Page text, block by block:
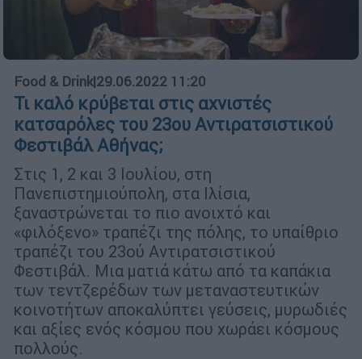
Food & Drink|29.06.2022 11:20
Τι καλό κρύβεται στις αχνιστές
κατσαρόλες του 23ου Αντιρατσιστικού
Φεστιβάλ Αθήνας;
Στις 1, 2 και 3 Ιουλίου, στη
Πανεπιστημιούπολη, στα Ιλίσια,
ξαναστρώνεται το πιο ανοιχτό και
«φιλόξενο» τραπέζι της πόλης, το υπαίθριο
τραπέζι του 23ού Αντιρατσιστικού
Φεστιβάλ. Μια ματιά κάτω από τα καπάκια
των τεντζερέδων των μεταναστευτικών
κοινοτήτων αποκαλύπτει γεύσεις, μυρωδιές
και αξίες ενός κόσμου που χωράει κόσμους
πολλούς.